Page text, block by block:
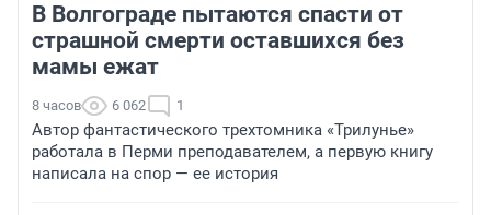
В Волгограде пытаются спасти от
страшной смерти оставшихся без
мамы ежат
8 часов 6 062 1
Автор фантастического трехтомника «Трилунье»
работала в Перми преподавателем, а первую книгу
написала на спор — ее история